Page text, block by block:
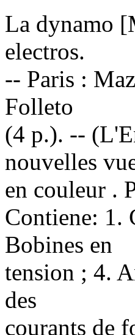
La dynamo
electros.
-- Paris :
Folleto
(4 p.). --
nouvelles
en couleur .
Contiene: 1.
Bobines en
tension ; 4.
des
courants de